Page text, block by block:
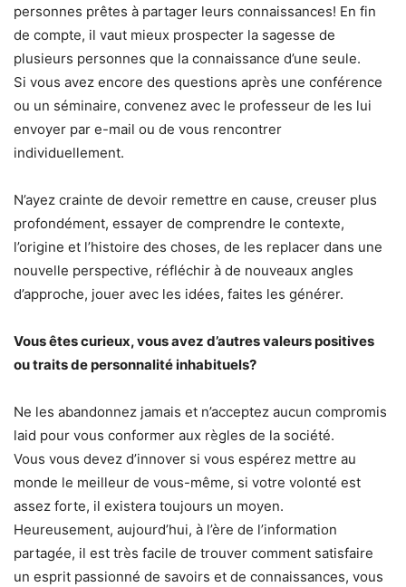
personnes prêtes à partager leurs connaissances! En fin
de compte, il vaut mieux prospecter la sagesse de
plusieurs personnes que la connaissance d’une seule.
Si vous avez encore des questions après une conférence
ou un séminaire, convenez avec le professeur de les lui
envoyer par e-mail ou de vous rencontrer
individuellement.
N’ayez crainte de devoir remettre en cause, creuser plus
profondément, essayer de comprendre le contexte,
l’origine et l’histoire des choses, de les replacer dans une
nouvelle perspective, réfléchir à de nouveaux angles
d’approche, jouer avec les idées, faites les générer.
Vous êtes curieux, vous avez d’autres valeurs positives
ou traits de personnalité inhabituels?
Ne les abandonnez jamais et n’acceptez aucun compromis
laid pour vous conformer aux règles de la société.
Vous vous devez d’innover si vous espérez mettre au
monde le meilleur de vous-même, si votre volonté est
assez forte, il existera toujours un moyen.
Heureusement, aujourd’hui, à l’ère de l’information
partagée, il est très facile de trouver comment satisfaire
un esprit passionné de savoirs et de connaissances, vous